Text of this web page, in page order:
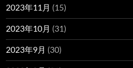
2023年11月 (15)
2023年10月 (31)
2023年9月 (30)